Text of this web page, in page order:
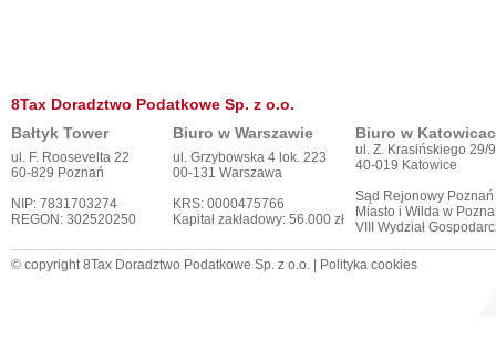
8Tax Doradztwo Podatkowe Sp. z o.o.
Bałtyk Tower
Biuro w Warszawie Biuro w
ul. F. Roosevelta 22
60-829 Poznań
NIP: 7831703274
REGON: 302520250
ul. Grzybowska 4 lok. 223
00-131 Warszawa
KRS: 0000475766
Kapitał zakładowy: 56.000 zł
ul. Z. Krasińskiego 29/9
40-019 Katowice
Sąd Rejonowy
Miasto i Wilda w
VIII Wydział
© copyright 8Tax Doradztwo Podatkowe Sp. z o.o. | Polityka cookies